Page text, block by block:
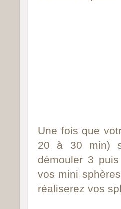
Une fois que
20 à 30 min)
démouler 3
vos mini
réaliserez vos